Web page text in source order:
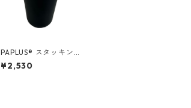
PAPLUS® スタッキン
グタンブラー/ブラッ
ク
¥2,530